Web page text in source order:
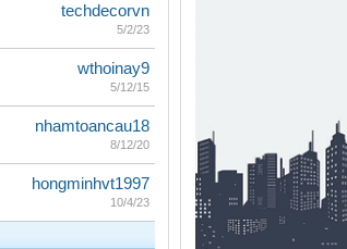
techdecorvn
5/2/23
wthoinay9
5/12/15
nhamtoancau18
8/12/20
hongminhvt1997
10/4/23